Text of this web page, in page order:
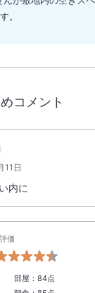
。
コメント
11日
内に
価
部屋： 84点